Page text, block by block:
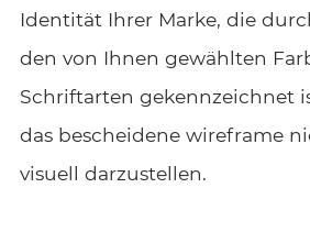
Identität Ihrer Marke, die
den von Ihnen gewählten
Schriftarten gekennzeichnet
das bescheidene wireframe
visuell darzustellen.